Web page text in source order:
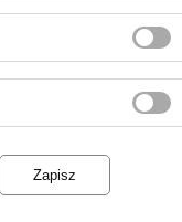
Zapisz